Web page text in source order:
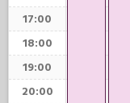
17:00
18:00
19:00
20:00